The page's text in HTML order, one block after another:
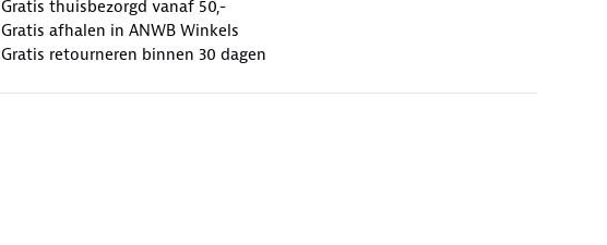
Gratis thuisbezorgd vanaf 50,-
Gratis afhalen in ANWB Winkels
Gratis retourneren binnen 30 dagen